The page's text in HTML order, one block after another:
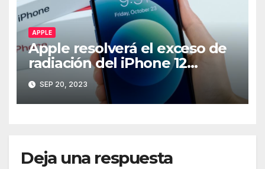
APPLE
Apple resolverá el exceso de
radiación del iPhone 12
mediante software
SEP 20, 2023
Deja una respuesta